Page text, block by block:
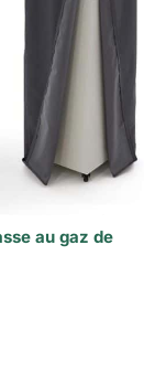
au gaz de